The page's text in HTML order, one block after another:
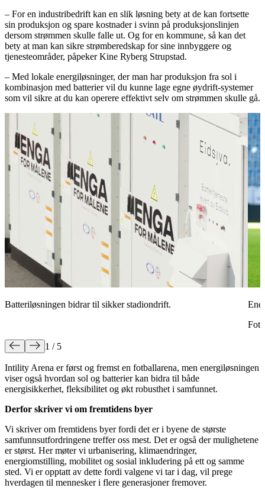
– For en industribedrift kan en slik løsning bety at de kan fortsette
sin produksjon og spare kostnader i svinn på produksjonslinjen
dersom strømmen skulle falle ut. Og for en kommune, så kan det
bety at man kan sikre strømberedskap for sine innbyggere og
tjenesteområder, påpeker Kine Ryberg Strupstad.
– Med lokale energiløsninger, der man har produksjon fra sol i
kombinasjon med batterier vil du kunne lage egne øydrift-systemer
som vil sikre at du kan operere effektivt selv om strømmen skulle gå.
Batteriløsningen bidrar til sikker stadiondrift.
Foto
1 / 5
Intility Arena er først og fremst en fotballarena, men energiløsningen
viser også hvordan sol og batterier kan bidra til både
energisikkerhet, fleksibilitet og økt robusthet i samfunnet.
Derfor skriver vi om fremtidens byer
Vi skriver om fremtidens byer fordi det er i byene de største
samfunnsutfordringene treffer oss mest. Det er også der mulighetene
er størst. Her møter vi urbanisering, klimaendringer,
energiomstilling, mobilitet og sosial inkludering på ett og samme
sted. Vi er opptatt av dette fordi valgene vi tar i dag, vil prege
hverdagen til mennesker i flere generasjoner fremover.